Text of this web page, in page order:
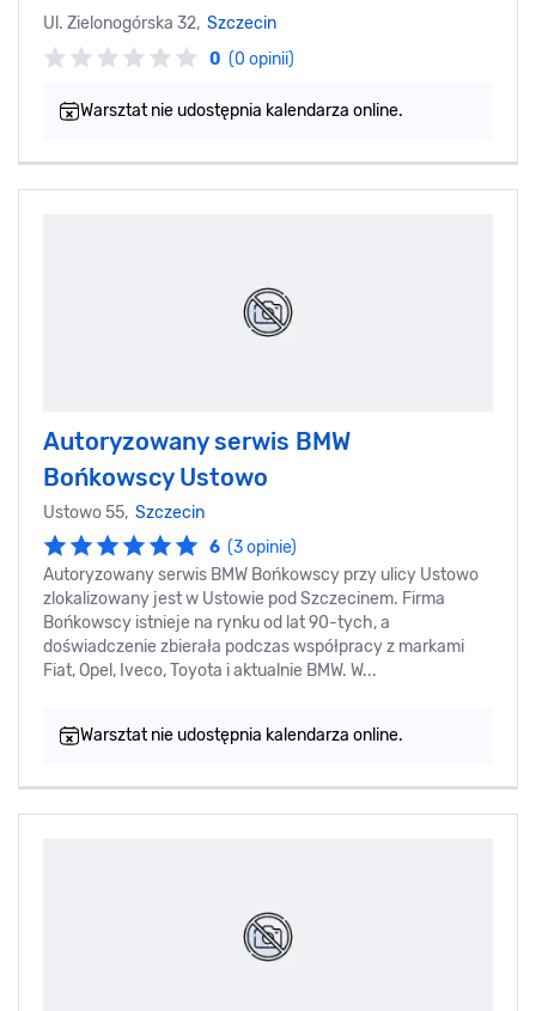
Ul. Zielonogórska 32, Szczecin
0 (0 opinii)
Warsztat nie udostępnia kalendarza online.
Autoryzowany serwis BMW
Bońkowscy Ustowo
Ustowo 55, Szczecin
6 (3 opinie)
Autoryzowany serwis BMW Bońkowscy przy ulicy Ustowo
zlokalizowany jest w Ustowie pod Szczecinem. Firma
Bońkowscy istnieje na rynku od lat 90-tych, a
doświadczenie zbierała podczas współpracy z markami
Fiat, Opel, Iveco, Toyota i aktualnie BMW. W...
Warsztat nie udostępnia kalendarza online.